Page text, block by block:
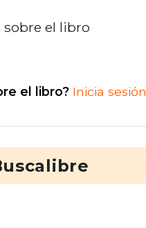
sobre el libro
el libro? Inicia sesión